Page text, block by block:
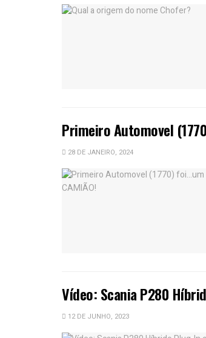
Primeiro Automovel
28 DE JANEIRO, 2024
Vídeo: Scania P280
12 DE JUNHO, 2023